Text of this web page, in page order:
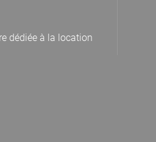
dédiée à la location